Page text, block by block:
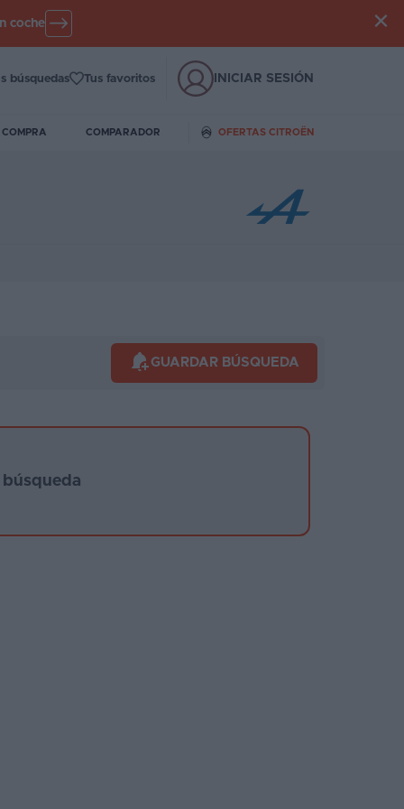
coche
búsquedas Tus favoritos INICIAR SESIÓN
COMPARADOR OFERTAS CITROËN
GUARDAR BÚSQUEDA
búsqueda